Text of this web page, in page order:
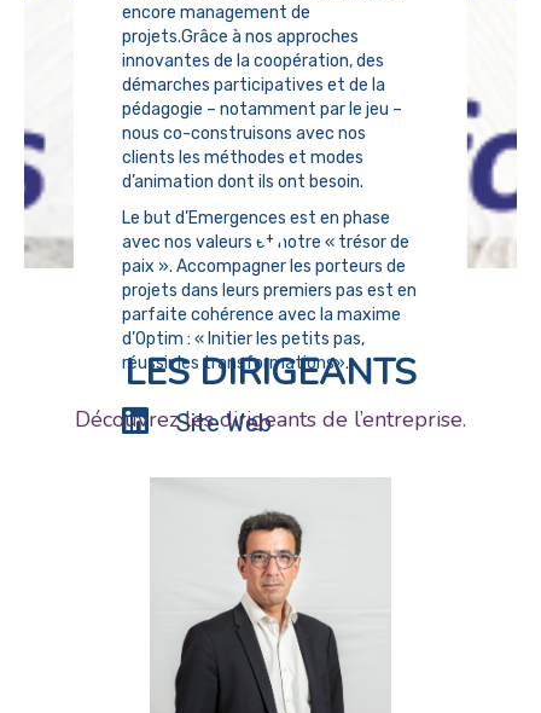
encore management de
projets.Grâce à nos approches
innovantes de la coopération, des
démarches participatives et de la
pédagogie – notamment par le jeu –
nous co-construisons avec nos
clients les méthodes et modes
d’animation dont ils ont besoin.
Le but d’Emergences est en phase
avec nos valeurs et notre « trésor de
paix ». Accompagner les porteurs de
projets dans leurs premiers pas est en
parfaite cohérence avec la maxime
d’Optim : « Initier les petits pas,
réussir les transformations».
Site Web
LES DIRIGEANTS
Découvrez les dirigeants de l’entreprise.